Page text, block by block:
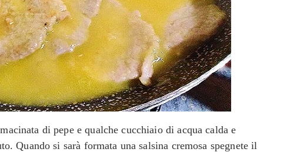
di pepe e qualche cucchiaio di acqua calda e
Quando si sarà formata una salsina cremosa spegnete il